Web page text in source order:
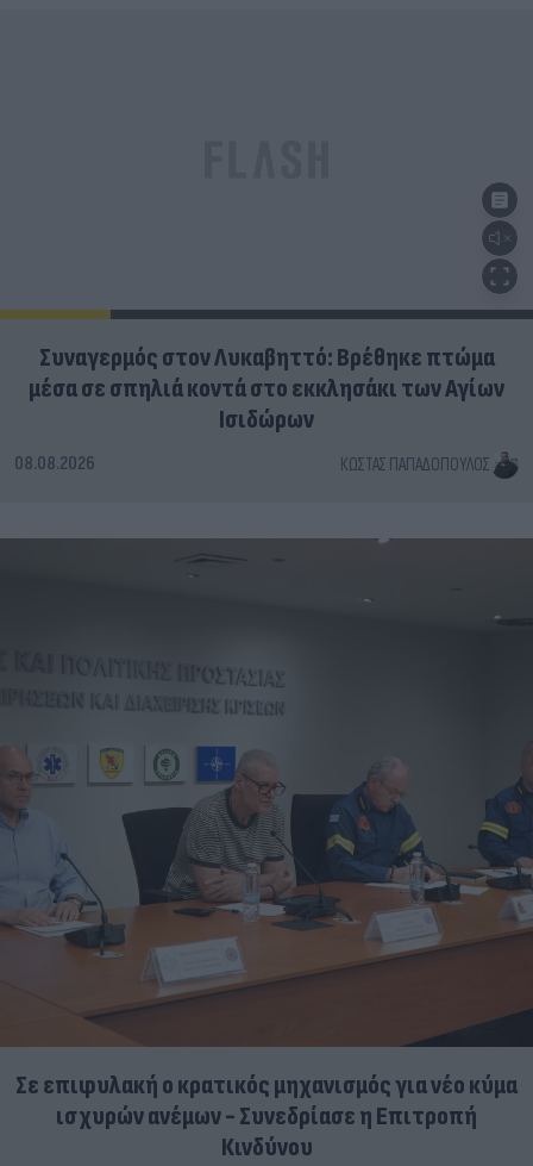
Συναγερμός στον Λυκαβηττό: Βρέθηκε πτώμα
μέσα σε σπηλιά κοντά στο εκκλησάκι των Αγίων
Ισιδώρων
08.08.2026 ΚΏΣΤΑΣ ΠΑΠΑΔΌΠΟΥΛΟΣ
Σε επιφυλακή ο κρατικός μηχανισμός για νέο κύμα
ισχυρών ανέμων - Συνεδρίασε η Επιτροπή
Κινδύνου